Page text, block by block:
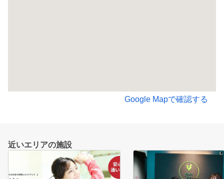
Google Mapで確認する
近いエリアの施設